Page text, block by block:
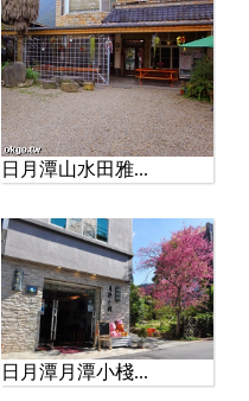
日月潭山水田雅...
日月潭月潭小棧...